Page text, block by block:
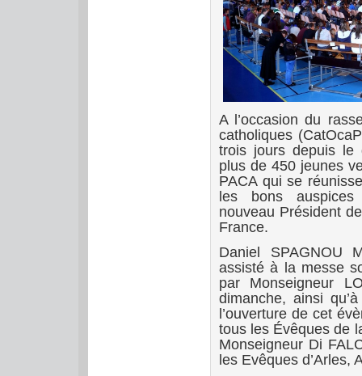
A l’occasion du
catholiques
trois jours depuis le
plus de 450 jeunes
PACA qui se
les bons auspices
nouveau Président
France.
Daniel SPAGNOU
assisté à la messe
par Monseigneur
dimanche, ainsi
l’ouverture de cet
tous les Évêques de
Monseigneur Di
les Evêques d’Arles,